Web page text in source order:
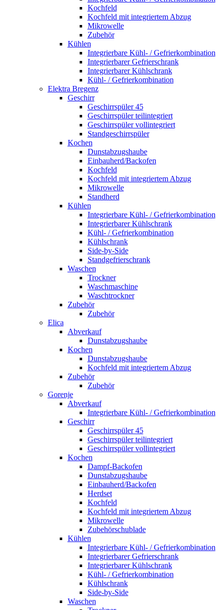
Kochfeld
Kochfeld mit integriertem Abzug
Mikrowelle
Zubehör
Kühlen
Integrierbare Kühl- / Gefrierkombination
Integrierbarer Gefrierschrank
Integrierbarer Kühlschrank
Kühl- / Gefrierkombination
Elektra Bregenz
Geschirr
Geschirrspüler 45
Geschirrspüler teilintegriert
Geschirrspüler vollintegriert
Standgeschirrspüler
Kochen
Dunstabzugshaube
Einbauherd/Backofen
Kochfeld
Kochfeld mit integriertem Abzug
Mikrowelle
Standherd
Kühlen
Integrierbare Kühl- / Gefrierkombination
Integrierbarer Kühlschrank
Kühl- / Gefrierkombination
Kühlschrank
Side-by-Side
Standgefrierschrank
Waschen
Trockner
Waschmaschine
Waschtrockner
Zubehör
Zubehör
Elica
Abverkauf
Dunstabzugshaube
Kochen
Dunstabzugshaube
Kochfeld mit integriertem Abzug
Zubehör
Zubehör
Gorenje
Abverkauf
Integrierbare Kühl- / Gefrierkombination
Geschirr
Geschirrspüler 45
Geschirrspüler teilintegriert
Geschirrspüler vollintegriert
Kochen
Dampf-Backofen
Dunstabzugshaube
Einbauherd/Backofen
Herdset
Kochfeld
Kochfeld mit integriertem Abzug
Mikrowelle
Zubehörschublade
Kühlen
Integrierbare Kühl- / Gefrierkombination
Integrierbarer Gefrierschrank
Integrierbarer Kühlschrank
Kühl- / Gefrierkombination
Kühlschrank
Side-by-Side
Waschen